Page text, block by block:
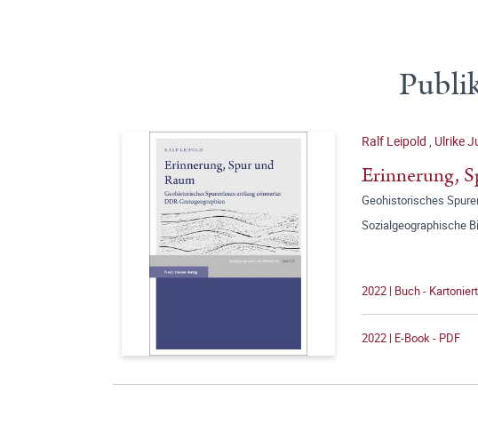
Ralf Leipold , Ulrike
Erinnerung,
Geohistorisches
Sozialgeographische
2022 | Buch - Kartoniert
2022 | E-Book - PDF